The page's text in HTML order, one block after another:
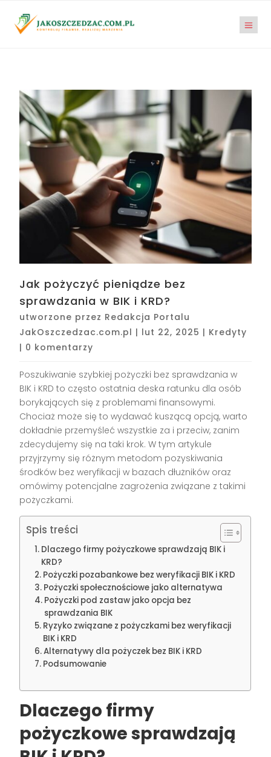
Jak pożyczyć pieniądze bez
sprawdzania w BIK i KRD?
utworzone przez Redakcja Portalu
JakOszczedzac.com.pl | lut 22, 2025 | Kredyty
| 0 komentarzy
Poszukiwanie szybkiej pożyczki bez sprawdzania w
BIK i KRD to często ostatnia deska ratunku dla osób
borykających się z problemami finansowymi.
Chociaż może się to wydawać kuszącą opcją, warto
dokładnie przemyśleć wszystkie za i przeciw, zanim
zdecydujemy się na taki krok. W tym artykule
przyjrzymy się różnym metodom pozyskiwania
środków bez weryfikacji w bazach dłużników oraz
omówimy potencjalne zagrożenia związane z takimi
pożyczkami.
Spis treści
Dlaczego firmy pożyczkowe sprawdzają BIK i
KRD?
Pożyczki pozabankowe bez weryfikacji BIK i KRD
Pożyczki społecznościowe jako alternatywa
Pożyczki pod zastaw jako opcja bez
sprawdzania BIK
Ryzyko związane z pożyczkami bez weryfikacji
BIK i KRD
Alternatywy dla pożyczek bez BIK i KRD
Podsumowanie
Dlaczego firmy
pożyczkowe sprawdzają